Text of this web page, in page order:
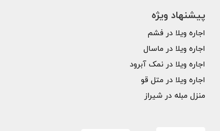
پیشنهاد ویژه
اجاره ویلا در فشم
اجاره ویلا در ماسال
اجاره ویلا در نمک آبرود
اجاره ویلا در متل قو
منزل مبله در شیراز